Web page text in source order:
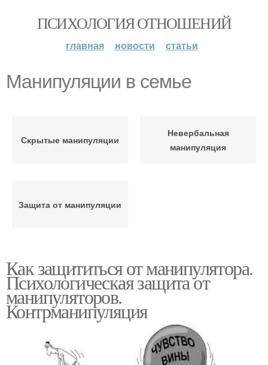
ПСИХОЛОГИЯ ОТНОШЕНИЙ
главная новости статьи
Манипуляции в семье
Скрытые манипуляции
Невербальная
манипуляция
Защита от манипуляции
Как защититься от манипулятора.
Психологическая защита от
манипуляторов.
Контрманипуляция